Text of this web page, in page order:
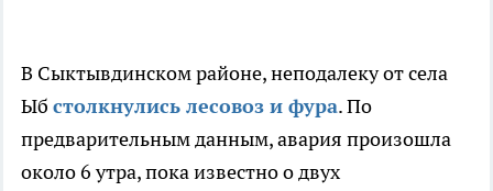
В Сыктывдинском районе, неподалеку от села
Ыб столкнулись лесовоз и фура. По
предварительным данным, авария произошла
около 6 утра, пока известно о двух